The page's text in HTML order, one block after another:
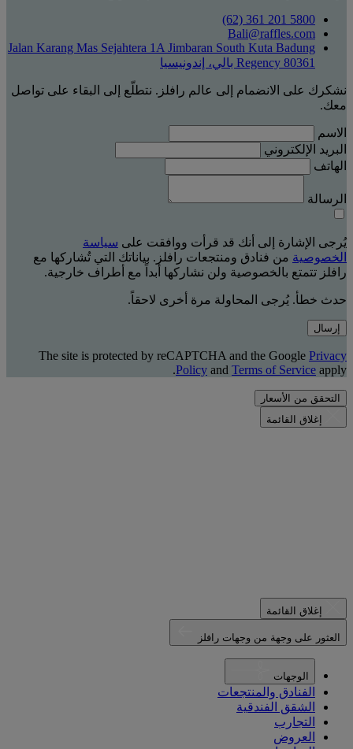
‎(62) 361 201 5800‏
Bali@raffles.com
Jalan Karang Mas Sejahtera 1A Jimbaran South Kuta Badung
Regency 80361 بالي، إندونيسيا
نشكرك على الانضمام إلى عالم رافلز. نتطلّع إلى البقاء على تواصل
معك.
الاسم
البريد الإلكتروني
الهاتف
الرسالة
يُرجى الإشارة إلى أنك قد قرأت ووافقت على سياسة
الخصوصية من فنادق ومنتجعات رافلز. بياناتك التي تُشاركها مع
رافلز تتمتع بالخصوصية ولن نشاركها أبداً مع أطراف خارجية.
حدث خطأ. يُرجى المحاولة مرة أخرى لاحقاً.
إرسال
The site is protected by reCAPTCHA and the Google Privacy
Policy and Terms of Service apply.
التحقق من الأسعار
إغلاق القائمة
إغلاق القائمة
العثور على وجهة من وجهات رافلز
الوجهات
الفنادق والمنتجعات
الشقق الفندقية
التجارب
العروض